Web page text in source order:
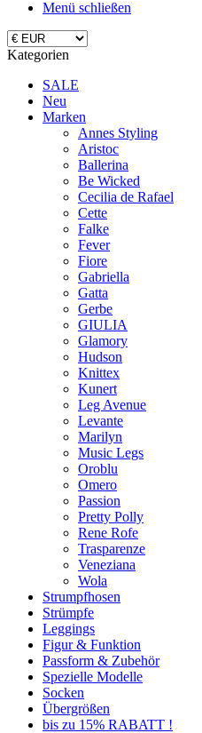
Menü schließen
Kategorien
SALE
Neu
Marken
Annes Styling
Aristoc
Ballerina
Be Wicked
Cecilia de Rafael
Cette
Falke
Fever
Fiore
Gabriella
Gatta
Gerbe
GIULIA
Glamory
Hudson
Knittex
Kunert
Leg Avenue
Levante
Marilyn
Music Legs
Oroblu
Omero
Passion
Pretty Polly
Rene Rofe
Trasparenze
Veneziana
Wola
Strumpfhosen
Strümpfe
Leggings
Figur & Funktion
Passform & Zubehör
Spezielle Modelle
Socken
Übergrößen
bis zu 15% RABATT !